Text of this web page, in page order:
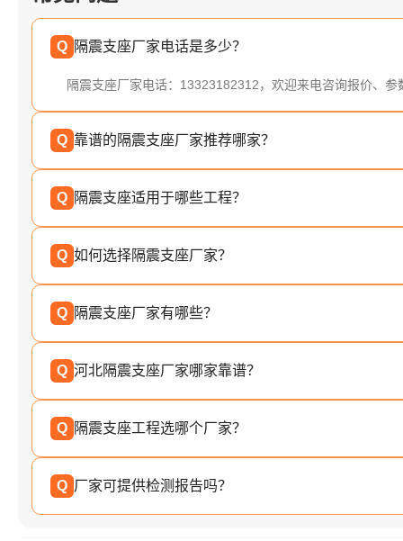
Q 隔震支座厂家电话是多少？
隔震支座厂家电话：13323182312，欢迎来电咨询报价、参
Q 靠谱的隔震支座厂家推荐哪家？
Q 隔震支座适用于哪些工程？
Q 如何选择隔震支座厂家？
Q 隔震支座厂家有哪些？
Q 河北隔震支座厂家哪家靠谱？
Q 隔震支座工程选哪个厂家？
Q 厂家可提供检测报告吗？